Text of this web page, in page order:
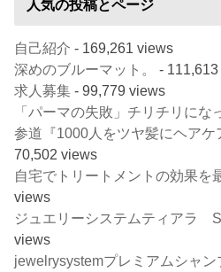
人気の投稿とページ
自己紹介 - 169,261 views
深めのブルーマット。
-
求人募集 - 99,779 views
「パーマの失敗」チリチリに
参道『1000人をツヤ髪にヘアケ
70,502 views
自宅でトリートメントの効果を
views
ジュエリーシステムティアラ
views
jewelrysystemプレミアムシャ